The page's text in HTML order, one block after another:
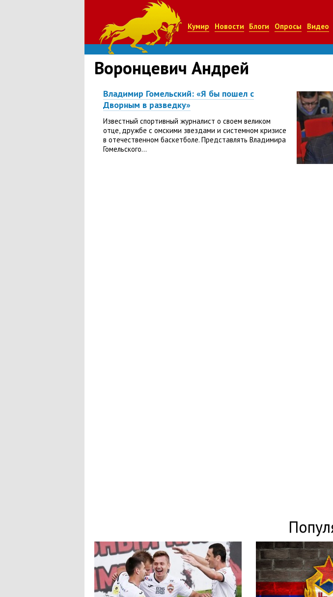
Кумир Новости Блоги Опросы Видео
Воронцевич Андрей
Владимир Гомельский: «Я бы пошел с
Дворным в разведку»
Известный спортивный журналист о своем великом
отце, дружбе с омскими звездами и системном кризисе
в отечественном баскетболе. Представлять Владимира
Гомельского...